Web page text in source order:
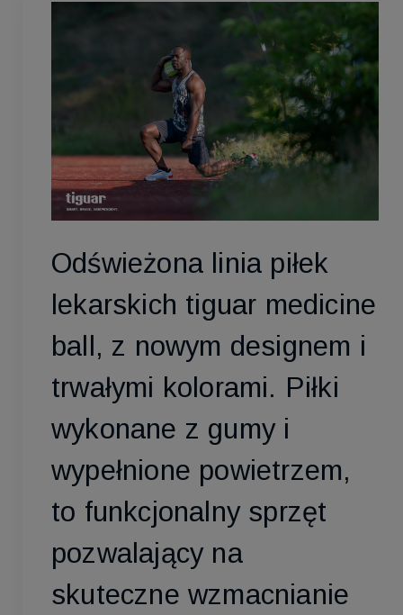
Odświeżona linia piłek
lekarskich tiguar medicine
ball, z nowym designem i
trwałymi kolorami. Piłki
wykonane z gumy i
wypełnione powietrzem,
to funkcjonalny sprzęt
pozwalający na
skuteczne wzmacnianie